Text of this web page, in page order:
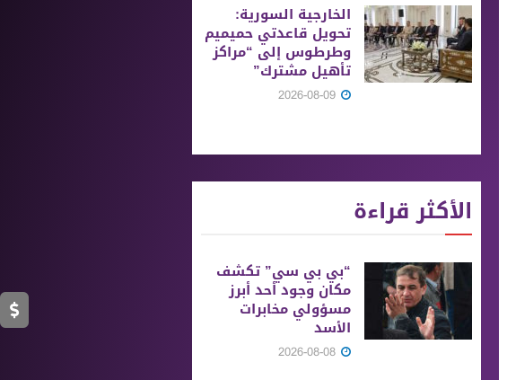
الخارجية السورية:
تحويل قاعدتي حميميم
وطرطوس إلى “مراكز
تأهيل مشترك”
الأكثر قراءة
“بي بي سي” تكشف
مكان وجود أحد أبرز
مسؤولي مخابرات
الأسد